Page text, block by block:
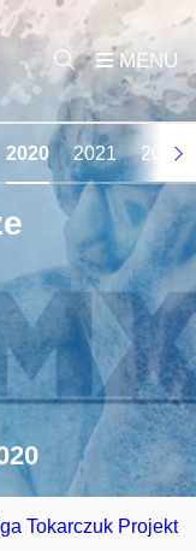
2020 2021 2022
Tokarczuk Projekt